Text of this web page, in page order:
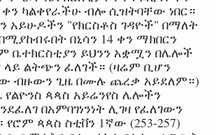
ቀን ካልቀየራችሁ ብሎ ሲዝትባቸው ነበር።
አይሁዶችን "የክርስቶስ ገዳዮች" በማለት
በኒሳን 14 ቀን ማክበርን
ቤተክርስቲያን ይህንን አቋሟን በሌሎች
ልትጭን ፈለገች። (ዛሬም ቢሆን
ብዙውን ጊዜ በሙሉ ጨረቃ አይደለም።)
የልዮንስ ጳጳስ አይሬንየስ ሌሎችን
በአምባገነንነት ሊገዛ የፈለገውን
ጳጳስ ስቲቨን 1ኛው (253-257)